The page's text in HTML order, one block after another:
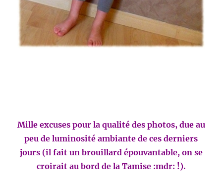
Mille excuses pour la qualité des photos, due au
peu de luminosité ambiante de ces derniers
jours (il fait un brouillard épouvantable, on se
croirait au bord de la Tamise :mdr: !).